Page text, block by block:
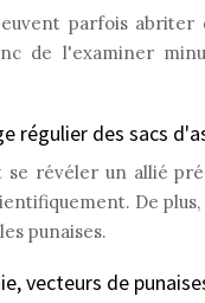
parfois
de l'examiner
régulier des sacs
se révéler un allié
De
punaises.
vecteurs de